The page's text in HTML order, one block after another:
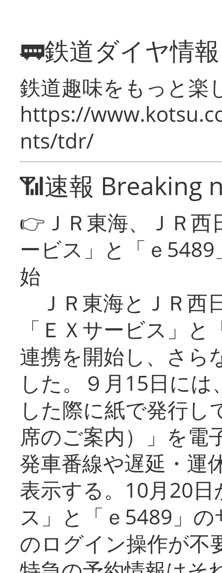
🚃鉄道ダイヤ情
鉄道趣味をもっと楽
https://
nts/tdr/
📶速報 Breaking
👉ＪＲ東海、ＪＲ
ービス」と「ｅ
始
ＪＲ東海とＪＲ西
「ＥＸサービス」
連携を開始し、さら
した。９月15日に
した際に紙で発行し
席のご案内）」を電
発車番線や遅延・運
表示する。10月20
ス」と「ｅ5489」
のログイン操作が不